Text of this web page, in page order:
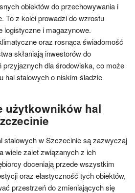
obiektów do przechowywania i
To z kolei prowadzi do wzrostu
logistyczne i magazynowe.
oraz rosnąca świadomość
skłaniają inwestorów do
przyjaznych dla środowiska, co może
hal stalowych o niskim śladzie
użytkowników hal
stalowych w Szczecinie są zazwyczaj
wiele zalet związanych z ich
doceniają przede wszystkim
oraz elastyczność tych obiektów,
przestrzeń do zmieniających się